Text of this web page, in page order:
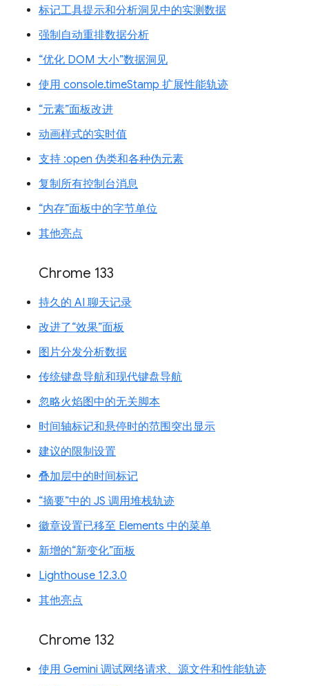
标记工具提示和分析洞见中的实测数据
强制自动重排数据分析
“优化 DOM 大小”数据洞见
使用 console.timeStamp 扩展性能轨迹
“元素”面板改进
动画样式的实时值
支持 :open 伪类和各种伪元素
复制所有控制台消息
“内存”面板中的字节单位
其他亮点
Chrome 133
持久的 AI 聊天记录
改进了“效果”面板
图片分发分析数据
传统键盘导航和现代键盘导航
忽略火焰图中的无关脚本
时间轴标记和悬停时的范围突出显示
建议的限制设置
叠加层中的时间标记
“摘要”中的 JS 调用堆栈轨迹
徽章设置已移至 Elements 中的菜单
新增的“新变化”面板
Lighthouse 12.3.0
其他亮点
Chrome 132
使用 Gemini 调试网络请求、源文件和性能轨迹